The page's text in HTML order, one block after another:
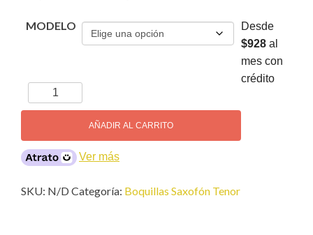
MODELO
Jazz
Boquilla
Sax
cantidad
AÑADIR AL CARRITO
Desde
$928 al
mes con
crédito
Ver más
SKU: N/D Categoría: Boquillas Saxofón Tenor